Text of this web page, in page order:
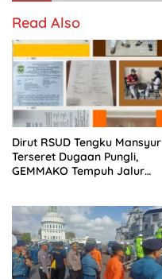
Read Also
Dirut RSUD Tengku Mansyur
Terseret Dugaan Pungli,
GEMMAKO Tempuh Jalur